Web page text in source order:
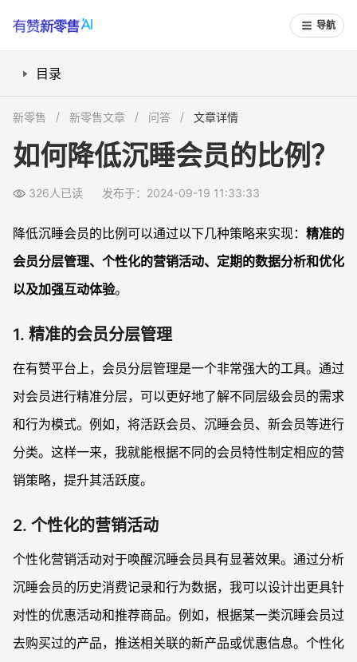
导航
目录
3. 定期的数据分析和优化
如何降低沉睡会员比例FAQs
1. 什么是沉睡会员？
2. 为什么要关注沉睡会员？
4. 数据分析在降低沉睡会员比例中的作用是什么？
新零售 新零售文章 问答 文章详情
如何降低沉睡会员的比例？
326人已读 发布于：2024-09-19 11:33:33
降低沉睡会员的比例可以通过以下几种策略来实现： 精准的
会员分层管理、个性化的营销活动、定期的数据分析和优化
以及加强互动体验。
1. 精准的会员分层管理
在有赞平台上，会员分层管理是一个非常强大的工具。通过
对会员进行精准分层，可以更好地了解不同层级会员的需求
和行为模式。例如，将活跃会员、沉睡会员、新会员等进行
分类。这样一来，我就能根据不同的会员特性制定相应的营
销策略，提升其活跃度。
2. 个性化的营销活动
个性化营销活动对于唤醒沉睡会员具有显著效果。通过分析
沉睡会员的历史消费记录和行为数据，我可以设计出更具针
对性的优惠活动和推荐商品。例如，根据某一类沉睡会员过
去购买过的产品，推送相关联的新产品或优惠信息。个性化